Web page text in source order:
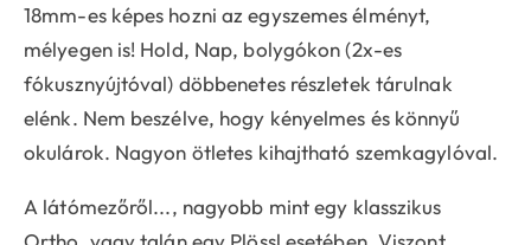
18mm-es képes hozni az egyszemes élményt,
mélyegen is! Hold, Nap, bolygókon (2x-es
fókusznyújtóval) döbbenetes részletek tárulnak
elénk. Nem beszélve, hogy kényelmes és könnyű
okulárok. Nagyon ötletes kihajtható szemkagylóval.
A látómezőről..., nagyobb mint egy klasszikus